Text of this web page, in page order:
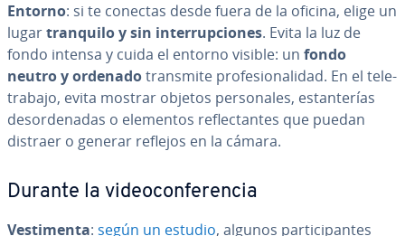
Entorno: si te conectas desde fuera de la oficina, elige un
lugartranquilo y sin in­te­rru­p­cio­nes. Evita la luz de
fondo intensa y cuida el entorno visible: un fondo
neutro y ordenadotransmite pro­fe­sio­na­li­dad. En el te­le­
tra­ba­jo, evita mostrar objetos pe­r­so­na­les, es­ta­n­te­rías
des­or­de­na­das o elementos re­fle­c­ta­n­tes que puedan
distraer o generar reflejos en la cámara.
Durante la vi­deo­co­n­fe­re­n­cia
Ve­s­ti­me­n­ta: según un estudio, algunos pa­r­ti­ci­pa­n­tes